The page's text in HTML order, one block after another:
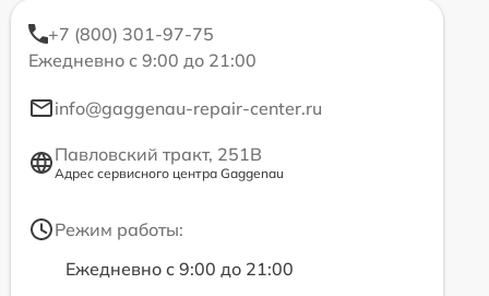
+7 (800) 301-97-75
Ежедневно с 9:00 до 21:00
info@gaggenau-repair-center.ru
Павловский тракт, 251В
Адрес сервисного центра Gaggenau
Режим работы:
Ежедневно с 9:00 до 21:00